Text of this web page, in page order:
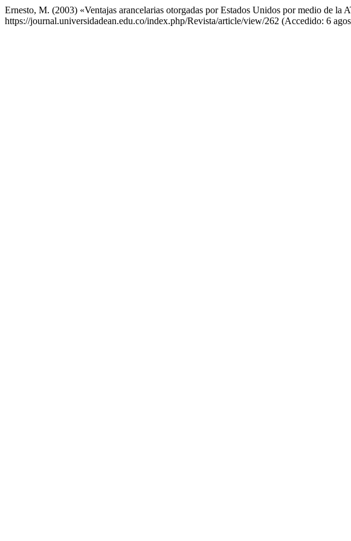
Ernesto, M. (2003) «Ventajas arancelarias otorgadas por Estados Unidos por medio de
https://journal.universidadean.edu.co/index.php/Revista/article/view/262 (Accedido: 6